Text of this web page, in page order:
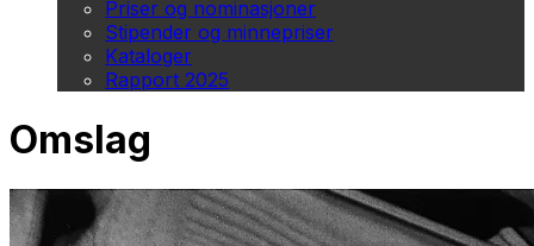
Priser og nominasjoner
Stipender og minnepriser
Kataloger
Rapport 2025
Omslag